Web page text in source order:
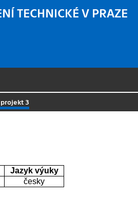
TECHNICKÉ V PRAZE
3
Jazyk výuky
česky